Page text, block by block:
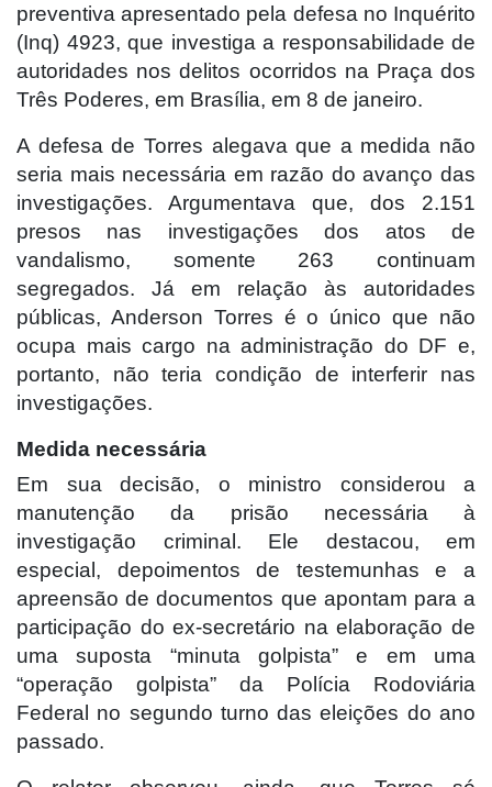
preventiva apresentado pela defesa no Inquérito
(Inq) 4923, que investiga a responsabilidade de
autoridades nos delitos ocorridos na Praça dos
Três Poderes, em Brasília, em 8 de janeiro.
A defesa de Torres alegava que a medida não
seria mais necessária em razão do avanço das
investigações. Argumentava que, dos 2.151
presos nas investigações dos atos de
vandalismo, somente 263 continuam
segregados. Já em relação às autoridades
públicas, Anderson Torres é o único que não
ocupa mais cargo na administração do DF e,
portanto, não teria condição de interferir nas
investigações.
Medida necessária
Em sua decisão, o ministro considerou a
manutenção da prisão necessária à
investigação criminal. Ele destacou, em
especial, depoimentos de testemunhas e a
apreensão de documentos que apontam para a
participação do ex-secretário na elaboração de
uma suposta “minuta golpista” e em uma
“operação golpista” da Polícia Rodoviária
Federal no segundo turno das eleições do ano
passado.